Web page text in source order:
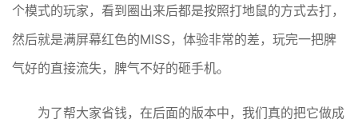
个模式的玩家，看到圈出来后都是按照打地鼠的方式去打，
然后就是满屏幕红色的MISS，体验非常的差，玩完一把脾
气好的直接流失，脾气不好的砸手机。
为了帮大家省钱，在后面的版本中，我们真的把它做成